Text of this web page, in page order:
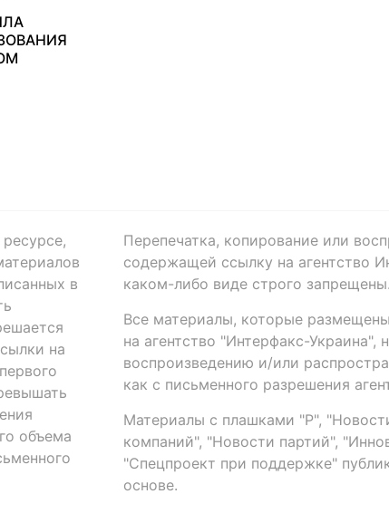
в
на
объема
Перепечатка, копирование или
содержащей ссылку на агентство
каком-либо виде строго запрещены.
Все материалы, которые
на агентство "Интерфакс-
воспроизведению и/или
как с письменного разрешения
Материалы с плашками "Р",
компаний", "Новости партий",
"Спецпроект при поддержке"
основе.